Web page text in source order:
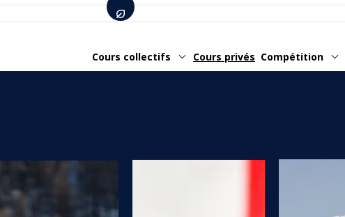
Cours collectifs Cours privés Compétition